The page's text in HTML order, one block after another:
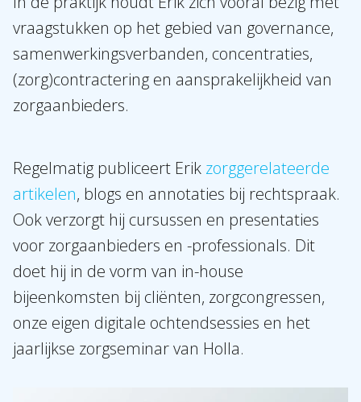
Over Holla
vraagstukken op het gebied van governance,
samenwerkingsverbanden, concentraties,
(zorg)contractering en aansprakelijkheid van
zorgaanbieders.
Regelmatig publiceert Erik zorggerelateerde
artikelen, blogs en annotaties bij rechtspraak.
Ook verzorgt hij cursussen en presentaties
voor zorgaanbieders en -professionals. Dit
doet hij in de vorm van in-house
bijeenkomsten bij cliënten, zorgcongressen,
onze eigen digitale ochtendsessies en het
jaarlijkse zorgseminar van Holla.